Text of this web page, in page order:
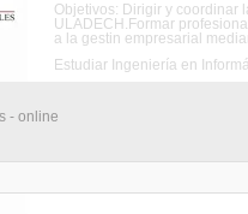
Objetivos: Dirigir y coordinar
ULADECH.Formar
a la gestin empresarial
Estudiar Ingeniería en
- online